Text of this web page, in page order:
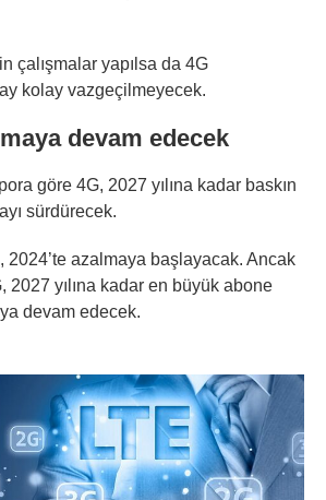
çalışmalar yapılsa da 4G
kolay vazgeçilmeyecek.
devam edecek
göre 4G, 2027 yılına kadar baskın
sürdürecek.
2024’te azalmaya başlayacak. Ancak
2027 yılına kadar en büyük abone
devam edecek.